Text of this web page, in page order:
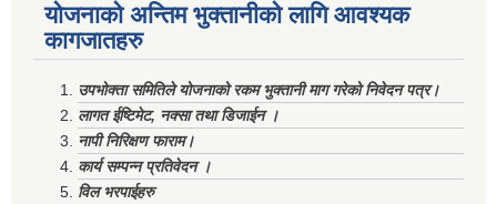
योजनाको अन्तिम भुक्तानीको लागि आवश्यक
कागजातहरु
उपभोक्ता समितिले योजनाको रकम भुक्तानी माग गरेको निवेदन पत्र।
लागत ईष्टिमेट, नक्सा तथा डिजाईन ।
नापी निरिक्षण फाराम।
कार्य सम्पन्न प्रतिवेदन ।
विल भरपाईहरु